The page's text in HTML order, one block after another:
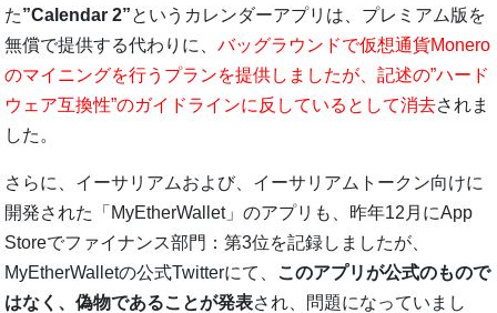
た”Calendar 2”というカレンダーアプリは、プレミアム版を
無償で提供する代わりに、バッグラウンドで仮想通貨Monero
のマイニングを行うプランを提供しましたが、記述の”ハード
ウェア互換性”のガイドラインに反しているとして消去されま
した。
さらに、イーサリアムおよび、イーサリアムトークン向けに
開発された「MyEtherWallet」のアプリも、昨年12月にApp
Storeでファイナンス部門：第3位を記録しましたが、
MyEtherWalletの公式Twitterにて、 このアプリが公式のもので
はなく、偽物であることが発表され、問題になっていまし